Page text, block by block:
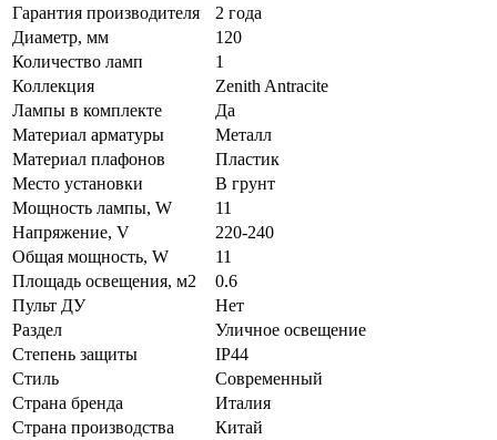
Гарантия производителя
2 года
Диаметр, мм
120
Количество ламп
1
Коллекция
Zenith Antracite
Лампы в комплекте
Да
Материал арматуры
Металл
Материал плафонов
Пластик
Место установки
В грунт
Мощность лампы, W
11
Напряжение, V
220-240
Общая мощность, W
11
Площадь освещения, м2
0.6
Пульт ДУ
Нет
Раздел
Уличное освещение
Степень защиты
IP44
Стиль
Современный
Страна бренда
Италия
Страна производства
Китай